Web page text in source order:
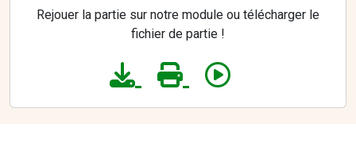
Rejouer la partie sur notre module ou télécharger le
fichier de partie !